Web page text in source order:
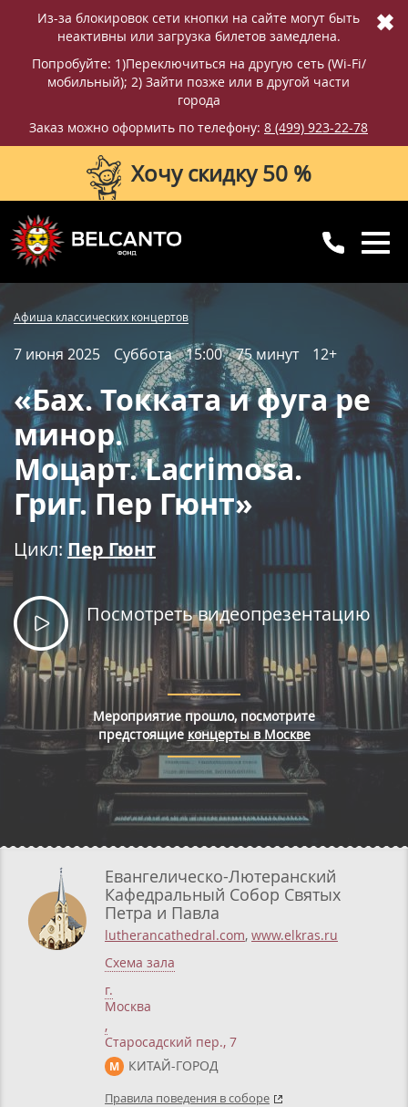
Из-за блокировок сети кнопки на сайте могут быть
неактивны или загрузка билетов замедлена.
Попробуйте: 1)Переключиться на другую сеть (Wi-Fi/
мобильный); 2) Зайти позже или в другой части
города
Заказ можно оформить по телефону: 8 (499) 923-22-78
✖
Хочу скидку 50 %
8 (499) 923-22-78
с 10:00 до 20:00
8 (800) 770-09-71
Фотографии
Вопросы и ответы Схема зала
Правила покупки билетов
Афиша классических концертов
7 июня 2025 Суббота 15:00 75 минут 12+
«Бах. Токката и фуга ре
минор.
Моцарт. Lacrimosa.
Григ. Пер Гюнт»
Цикл: Пер Гюнт
Посмотреть видеопрезентацию
Евангелическо-Лютеранский
Кафедральный Собор Святых
Петра и Павла
lutherancathedral.com, www.elkras.ru
Схема зала
г.
Москва
,
Старосадский пер., 7
М КИТАЙ-ГОРОД
Правила поведения в соборе
Мероприятие прошло, посмотрите
предстоящие концерты в Москве